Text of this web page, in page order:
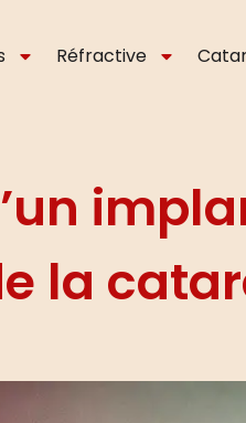
Réfractive
la